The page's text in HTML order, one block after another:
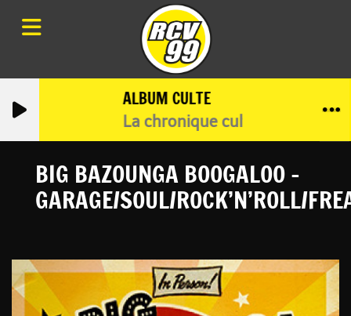
ALBUM CULTE
La chronique culte de Tonton JC
BIG BAZOUNGA BOOGALOO -
GARAGE/SOUL/ROCK’N’ROLL/